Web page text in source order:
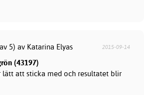
5) av Katarina Elyas 2015-09-14
(43197)
lätt att sticka med och resultatet blir